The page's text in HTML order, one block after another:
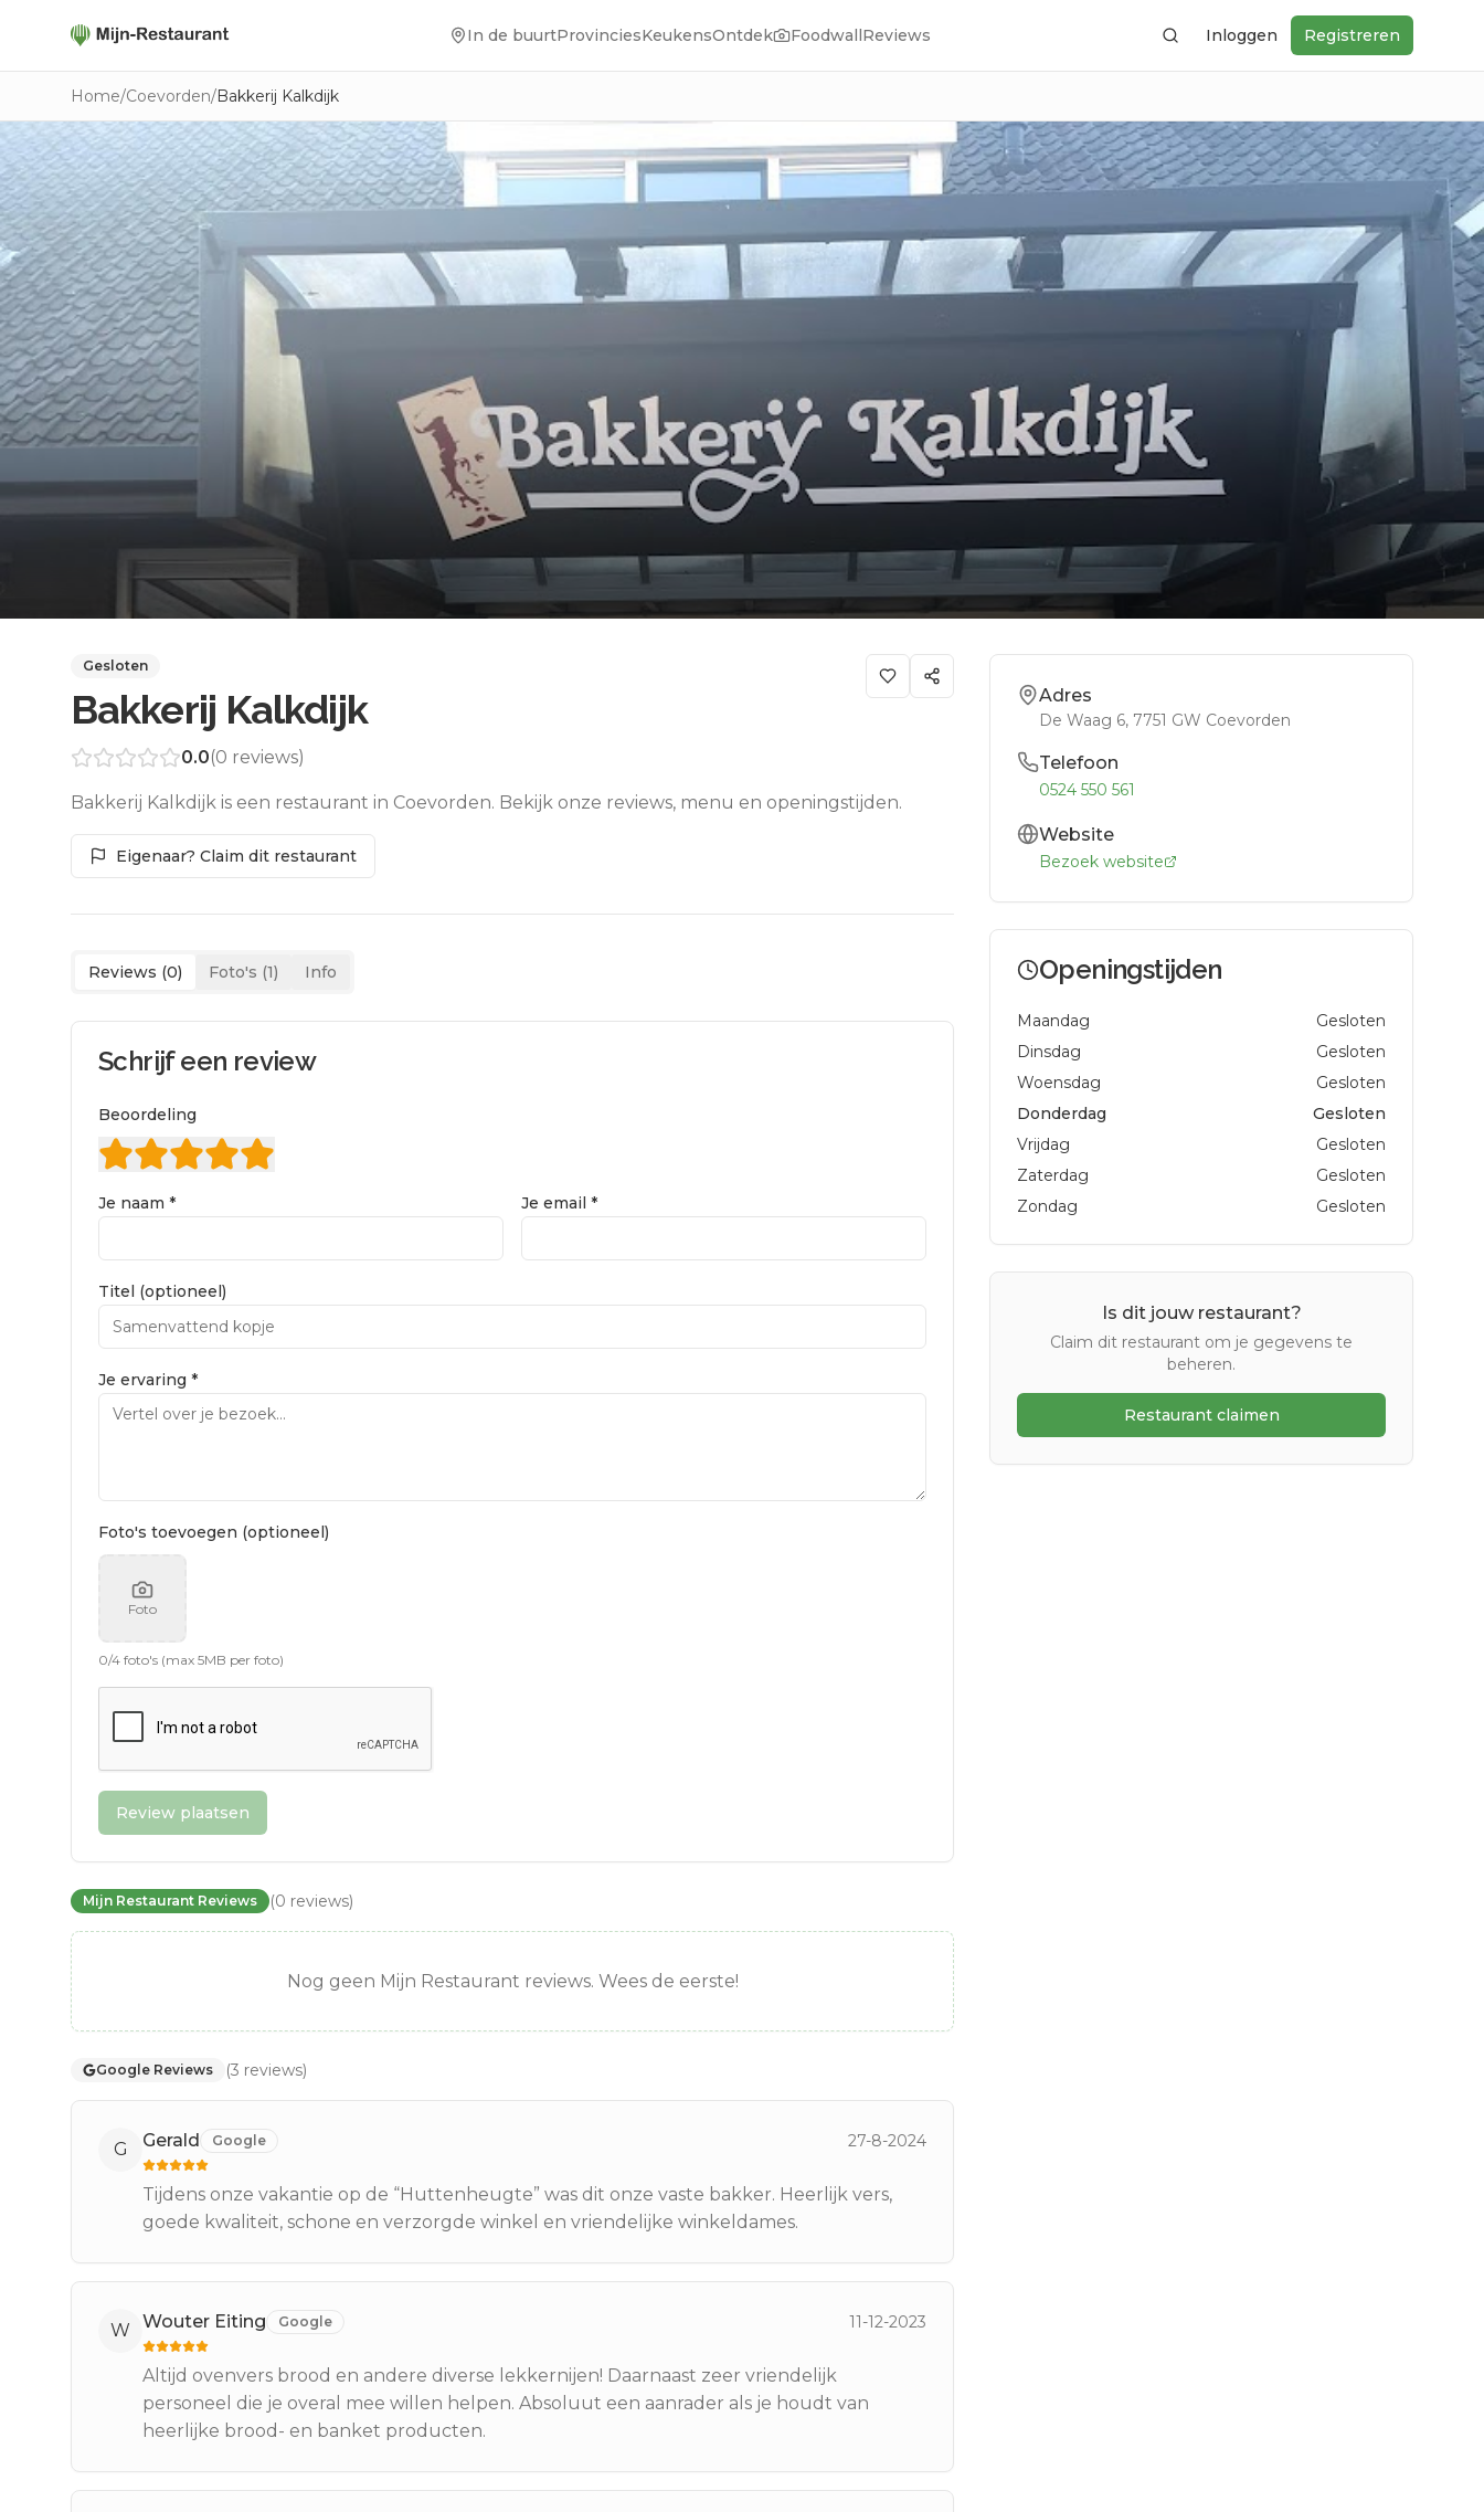
In de buurtProvinciesKeukensOntdek FoodwallReviews ZoekenInloggen Registreren
Home/Coevorden/Bakkerij Kalkdijk
Gesloten
Bakkerij Kalkdijk
0.0(0 reviews)
Bakkerij Kalkdijk is een restaurant in Coevorden. Bekijk onze reviews, menu en openingstijden.
Eigenaar? Claim dit restaurant
Reviews (0) Foto's (1) Info
Schrijf een review
Beoordeling
Je naam * Je email *
Titel (optioneel)
Je ervaring *
Foto's toevoegen (optioneel)
Foto
0/4 foto's (max 5MB per foto)
Review plaatsen
Mijn Restaurant Reviews (0 reviews)
Nog geen Mijn Restaurant reviews. Wees de eerste!
Google Reviews (3 reviews)
G Gerald Google 27-8-2024
Tijdens onze vakantie op de “Huttenheugte” was dit onze vaste bakker. Heerlijk vers,
goede kwaliteit, schone en verzorgde winkel en vriendelijke winkeldames.
W Wouter Eiting Google 11-12-2023
Altijd ovenvers brood en andere diverse lekkernijen! Daarnaast zeer vriendelijk
personeel die je overal mee willen helpen. Absoluut een aanrader als je houdt van
heerlijke brood- en banket producten.
Adres
De Waag 6, 7751 GW Coevorden
Telefoon
0524 550 561
Website
Bezoek website
Openingstijden
Maandag
Gesloten
Dinsdag
Gesloten
Woensdag
Gesloten
Donderdag
Gesloten
Vrijdag
Gesloten
Zaterdag
Gesloten
Zondag
Gesloten
Is dit jouw restaurant?
Claim dit restaurant om je gegevens te
beheren.
Restaurant claimen